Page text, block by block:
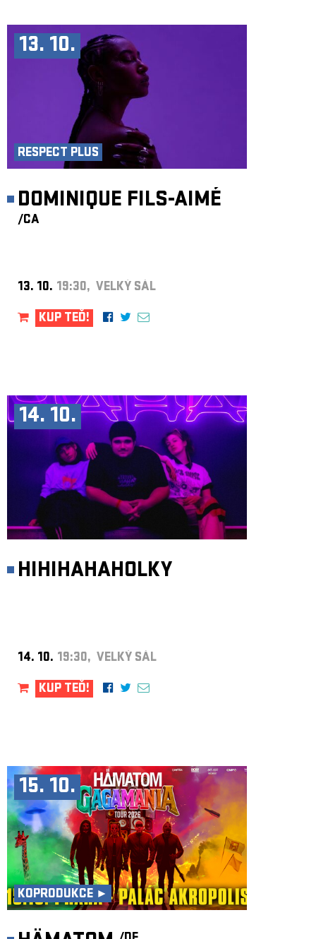
13. 10.
RESPECT PLUS
DOMINIQUE FILS-AIMÉ
/CA
13. 10. 19:30, VELKÝ SÁL
KUP TEĎ!
14. 10.
HIHIHAHAHOLKY
14. 10. 19:30, VELKÝ SÁL
KUP TEĎ!
15. 10.
KOPRODUKCE ►